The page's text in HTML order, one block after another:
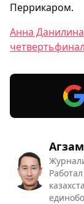
Перрикаром.
Анна